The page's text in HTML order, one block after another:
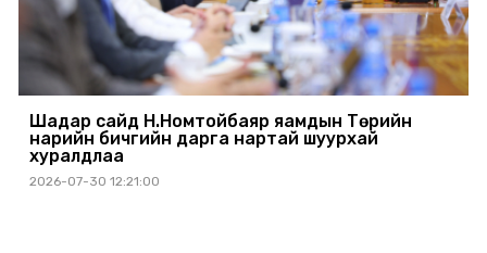
Шадар сайд Н.Номтойбаяр яамдын Төрийн
нарийн бичгийн дарга нартай шуурхай
хуралдлаа
2026-07-30 12:21:00